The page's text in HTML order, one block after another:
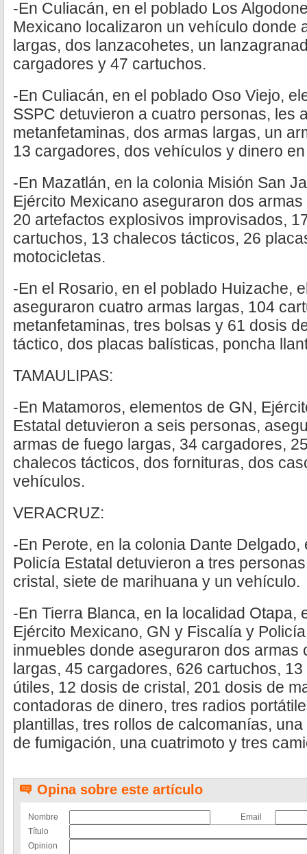
-En Culiacán, en el poblado Los
Mexicano localizaron un vehículo donde
largas, dos lanzacohetes, un
cargadores y 47 cartuchos.
-En Culiacán, en el poblado Oso Viejo,
SSPC detuvieron a cuatro personas, les
metanfetaminas, dos armas largas, un
13 cargadores, dos vehículos y dinero
-En Mazatlán, en la colonia Misión San
Ejército Mexicano aseguraron dos
20 artefactos explosivos improvisados,
cartuchos, 13 chalecos tácticos, 26
motocicletas.
-En el Rosario, en el poblado Huizache,
aseguraron cuatro armas largas, 104
metanfetaminas, tres bolsas y 61 dosis
táctico, dos placas balísticas, poncha
TAMAULIPAS:
-En Matamoros, elementos de GN,
Estatal detuvieron a seis personas,
armas de fuego largas, 34 cargadores,
chalecos tácticos, dos fornituras, dos
vehículos.
VERACRUZ:
-En Perote, en la colonia Dante
Policía Estatal detuvieron a tres
cristal, siete de marihuana y un vehículo.
-En Tierra Blanca, en la localidad Otapa,
Ejército Mexicano, GN y Fiscalía y
inmuebles donde aseguraron dos armas
largas, 45 cargadores, 626 cartuchos,
útiles, 12 dosis de cristal, 201 dosis de
contadoras de dinero, tres radios
plantillas, tres rollos de calcomanías,
de fumigación, una cuatrimoto y tres
Opina sobre este artículo
Nombre
Email
Título
Opinion